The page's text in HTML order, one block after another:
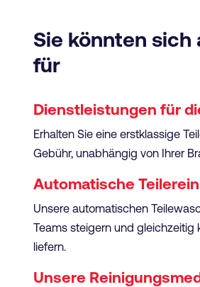
Sie könnten
für
Dienstleistungen für
Erhalten Sie eine erstklassige
Gebühr, unabhängig von Ihrer
Automatische
Unsere automatischen
Teams steigern und
liefern.
Unsere